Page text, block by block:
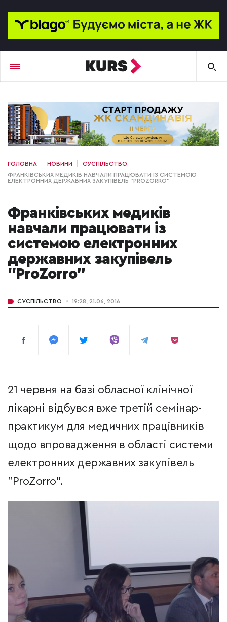
ГОЛОВНА НОВИНИ
СУСПІЛЬСТВО
ФРАНКІВСЬКИХ МЕДИКІВ НАВЧАЛИ ПРАЦЮВАТИ ІЗ СИСТЕМОЮ
ЕЛЕКТРОННИХ ДЕРЖАВНИХ ЗАКУПІВЕЛЬ "PROZORRO"
Франківських медиків
навчали працювати із
системою електронних
державних закупівель
"ProZorro"
СУСПІЛЬСТВО 19:28, 21.06, 2016
21 червня на базі обласної клінічної
лікарні відбувся вже третій семінар-
практикум для медичних працівників
щодо впровадження в області системи
електронних державних закупівель
"ProZorro".